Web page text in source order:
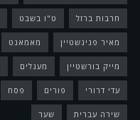
חרבות ברזל ט"ו בשבט
מאיר פניגשטיין מאמאנט
מייק בורשטיין מעגלים
עדי דרורי פורים פסח
שירה עברית שער